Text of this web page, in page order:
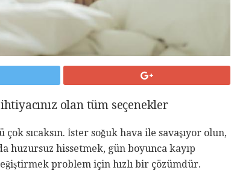
olan tüm seçenekler
sıcaksın. İster soğuk hava ile savaşıyor olun,
huzursuz hissetmek, gün boyunca kayıp
problem için hızlı bir çözümdür.